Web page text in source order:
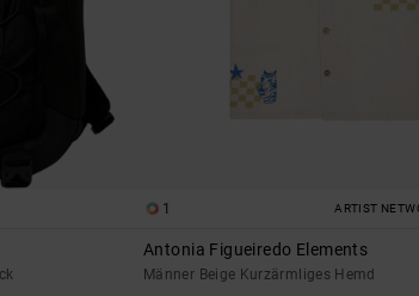
1 ARTIST
Antonia Figueiredo Elements
Männer Beige Kurzärmliges Hemd